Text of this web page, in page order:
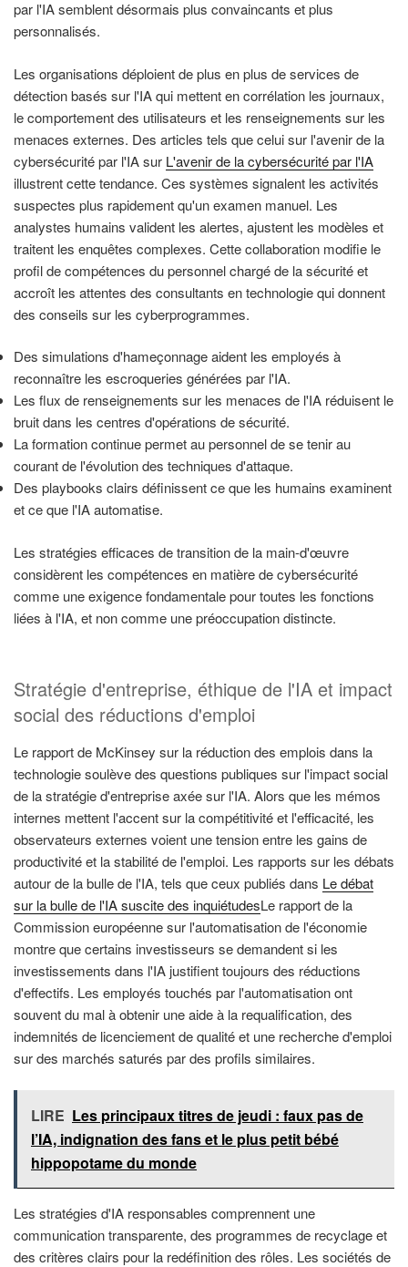
par l'IA semblent désormais plus convaincants et plus
personnalisés.
Les organisations déploient de plus en plus de services de
détection basés sur l'IA qui mettent en corrélation les journaux,
le comportement des utilisateurs et les renseignements sur les
menaces externes. Des articles tels que celui sur l'avenir de la
cybersécurité par l'IA sur L'avenir de la cybersécurité par l'IA
illustrent cette tendance. Ces systèmes signalent les activités
suspectes plus rapidement qu'un examen manuel. Les
analystes humains valident les alertes, ajustent les modèles et
traitent les enquêtes complexes. Cette collaboration modifie le
profil de compétences du personnel chargé de la sécurité et
accroît les attentes des consultants en technologie qui donnent
des conseils sur les cyberprogrammes.
Des simulations d'hameçonnage aident les employés à
reconnaître les escroqueries générées par l'IA.
Les flux de renseignements sur les menaces de l'IA réduisent le
bruit dans les centres d'opérations de sécurité.
La formation continue permet au personnel de se tenir au
courant de l'évolution des techniques d'attaque.
Des playbooks clairs définissent ce que les humains examinent
et ce que l'IA automatise.
Les stratégies efficaces de transition de la main-d'œuvre
considèrent les compétences en matière de cybersécurité
comme une exigence fondamentale pour toutes les fonctions
liées à l'IA, et non comme une préoccupation distincte.
Stratégie d'entreprise, éthique de l'IA et impact
social des réductions d'emploi
Le rapport de McKinsey sur la réduction des emplois dans la
technologie soulève des questions publiques sur l'impact social
de la stratégie d'entreprise axée sur l'IA. Alors que les mémos
internes mettent l'accent sur la compétitivité et l'efficacité, les
observateurs externes voient une tension entre les gains de
productivité et la stabilité de l'emploi. Les rapports sur les débats
autour de la bulle de l'IA, tels que ceux publiés dans Le débat
sur la bulle de l'IA suscite des inquiétudesLe rapport de la
Commission européenne sur l'automatisation de l'économie
montre que certains investisseurs se demandent si les
investissements dans l'IA justifient toujours des réductions
d'effectifs. Les employés touchés par l'automatisation ont
souvent du mal à obtenir une aide à la requalification, des
indemnités de licenciement de qualité et une recherche d'emploi
sur des marchés saturés par des profils similaires.
LIRE Les principaux titres de jeudi : faux pas de
l’IA, indignation des fans et le plus petit bébé
hippopotame du monde
Les stratégies d'IA responsables comprennent une
communication transparente, des programmes de recyclage et
des critères clairs pour la redéfinition des rôles. Les sociétés de